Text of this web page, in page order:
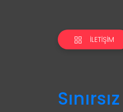
İLETIŞIM